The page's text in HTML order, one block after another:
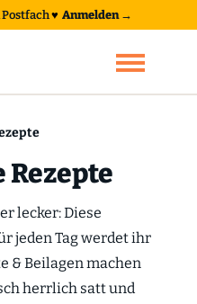
Postfach♥ Anmelden →
lecker: Diese
jeden Tag werdet ihr
& Beilagen machen
herrlich satt und